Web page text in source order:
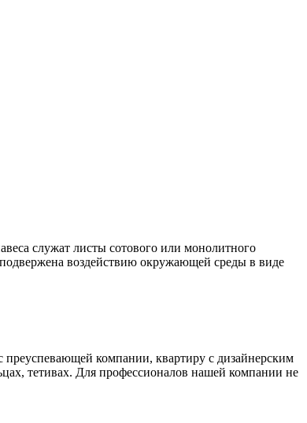
служат листы сотового или монолитного
подвержена воздействию окружающей среды в виде
компании, квартиру с дизайнерским
тетивах. Для профессионалов нашей компании не